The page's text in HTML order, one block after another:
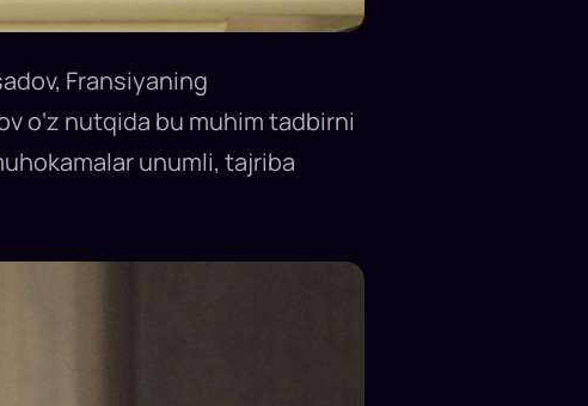
Fransiyaning
o‘z nutqida bu muhim tadbirni
unumli, tajriba